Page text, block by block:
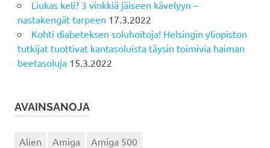
Liukas keli? 3 vinkkiä jäiseen kävelyyn –
nastakengät tarpeen 17.3.2022
Kohti diabeteksen soluhoitoja! Helsingin yliopiston
tutkijat tuottivat kantasoluista täysin toimivia haiman
beetasoluja 15.3.2022
AVAINSANOJA
Alien Amiga
Amiga 500